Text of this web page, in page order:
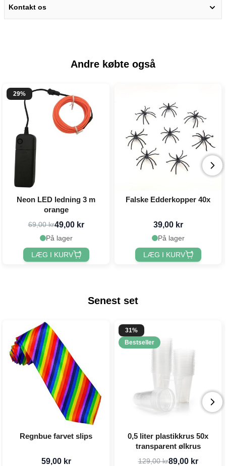
Kontakt os
Andre købte også
29%
Neon LED ledning 3 m
orange
69,00 kr49,00 kr
På lager
LÆG I KURV
Falske Edderkopper 40x
39,00 kr
På lager
LÆG I KURV
Senest set
Regnbue farvet slips
59,00 kr
31%
Bestseller
0,5 liter plastikkrus 50x
transparent ølkrus
129,00 kr89,00 kr